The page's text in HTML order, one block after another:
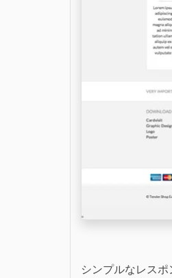
シンプルなレス